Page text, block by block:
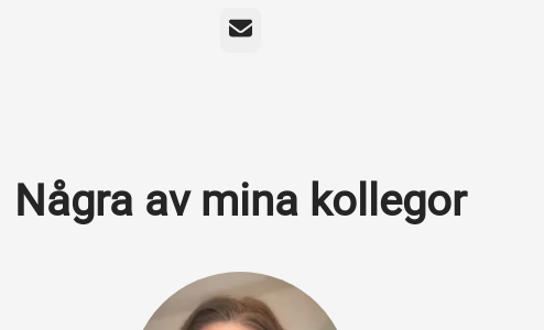
E-post
Några av mina kollegor